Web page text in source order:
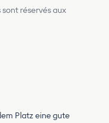
réservés aux
Platz eine gute